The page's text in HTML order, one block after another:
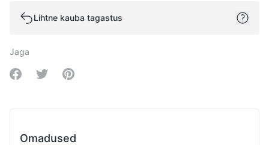
Lihtne kauba tagastus
Jaga
Share on Facebook
Share on Twitter
Share on Pinterest
Omadused